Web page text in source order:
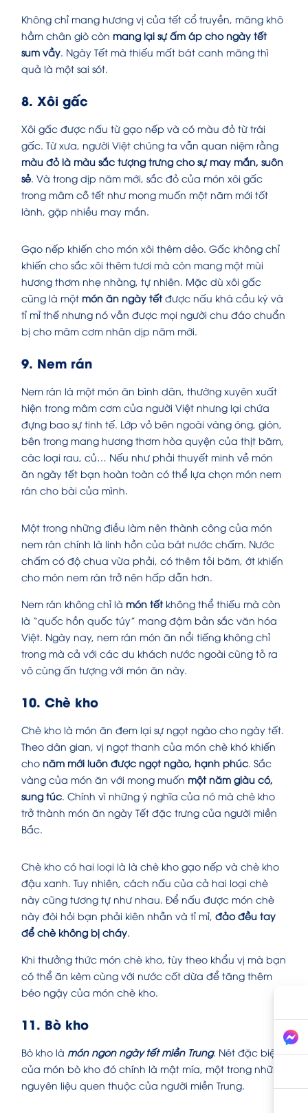
Không chỉ mang hương vị của tết cổ truyền, măng khô
hầm chân giò còn mang lại sự ấm áp cho ngày tết
sum vầy. Ngày Tết mà thiếu mất bát canh măng thì
quả là một sai sót.
8. Xôi gấc
Xôi gấc được nấu từ gạo nếp và có màu đỏ từ trái
gấc. Từ xưa, người Việt chúng ta vẫn quan niệm rằng
màu đỏ là màu sắc tượng trưng cho sự may mắn, suôn
sẻ. Và trong dịp năm mới, sắc đỏ của món xôi gấc
trong mâm cỗ tết như mong muốn một năm mới tốt
lành, gặp nhiều may mắn.
Gạo nếp khiến cho món xôi thêm dẻo. Gấc không chỉ
khiến cho sắc xôi thêm tươi mà còn mang một mùi
hương thơm nhẹ nhàng, tự nhiên. Mặc dù xôi gấc
cũng là một món ăn ngày tếtđược nấu khá cầu kỳ và
tỉ mỉ thế nhưng nó vẫn được mọi người chu đáo chuẩn
bị cho mâm cơm nhân dịp năm mới.
9. Nem rán
Nem rán là một món ăn bình dân, thường xuyên xuất
hiện trong mâm cơm của người Việt nhưng lại chứa
đựng bao sự tinh tế. Lớp vỏ bên ngoài vàng óng, giòn,
bên trong mang hương thơm hòa quyện của thịt băm,
các loại rau, củ… Nếu như phải thuyết minh về món
ăn ngày tết bạn hoàn toàn có thể lựa chọn món nem
rán cho bài của mình.
Một trong những điều làm nên thành công của món
nem rán chính là linh hồn của bát nước chấm. Nước
chấm có độ chua vừa phải, có thêm tỏi băm, ớt khiến
cho món nem rán trở nên hấp dẫn hơn.
Nem rán không chỉ là món tếtkhông thể thiếu mà còn
là “quốc hồn quốc túy” mang đậm bản sắc văn hóa
Việt. Ngày nay, nem rán món ăn nổi tiếng không chỉ
trong mà cả với các du khách nước ngoài cũng tỏ ra
vô cùng ấn tượng với món ăn này.
10. Chè kho
Chè kho là món ăn đem lại sự ngọt ngào cho ngày tết.
Theo dân gian, vị ngọt thanh của món chè khó khiến
cho năm mới luôn được ngọt ngào, hạnh phúc. Sắc
vàng của món ăn với mong muốn một năm giàu có,
sung túc. Chính vì những ý nghĩa của nó mà chè kho
trở thành món ăn ngày Tết đặc trưng của người miền
Bắc.
Chè kho có hai loại là là chè kho gạo nếp và chè kho
đậu xanh. Tuy nhiên, cách nấu của cả hai loại chè
này cũng tương tự như nhau. Để nấu được món chè
này đòi hỏi bạn phải kiên nhẫn và tỉ mỉ, đảo đều tay
để chè không bị cháy.
Khi thưởng thức món chè kho, tùy theo khẩu vị mà bạn
có thể ăn kèm cùng với nước cốt dừa để tăng thêm
béo ngậy của món chè kho.
11. Bò kho
Bò kho là món ngon ngày tết miền Trung. Nét đặc biệt
của món bò kho đó chính là mật mía, một trong những
nguyên liệu quen thuộc của người miền Trung.